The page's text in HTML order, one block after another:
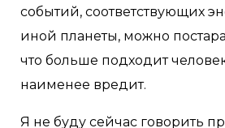
событий, соответствующих
иной планеты, можно
что больше подходит
наименее вредит.
Я не буду сейчас говорить